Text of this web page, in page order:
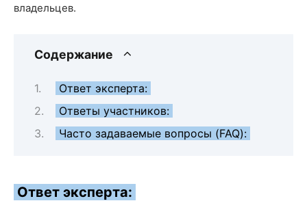
владельцев.
Содержание
Ответ эксперта:
Ответы участников:
Часто задаваемые вопросы (FAQ):
Ответ эксперта: